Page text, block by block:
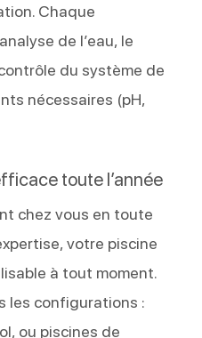
Chaque
de l’eau, le
du système de
nécessaires (pH,
toute l’année
chez vous en toute
votre piscine
à tout moment.
les configurations :
ou piscines de